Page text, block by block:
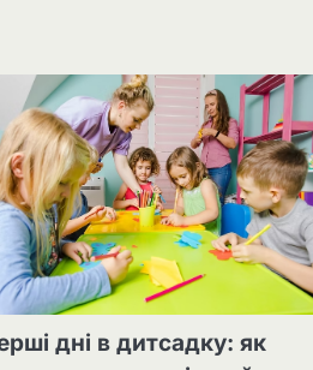
дні в дитсадку: як